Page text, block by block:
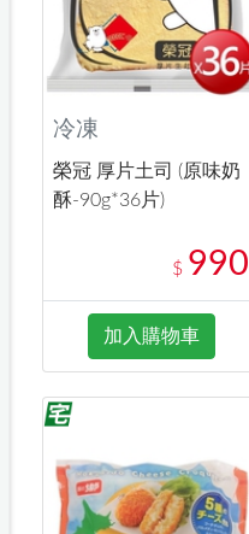
冷凍
榮冠 厚片土司 (原味奶
酥-90g*36片)
$ 990
加入購物車